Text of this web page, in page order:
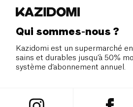
Qui sommes-nous ?
Kazidomi est un supermarché
sains et durables jusqu’à 50%
système d’abonnement annuel.